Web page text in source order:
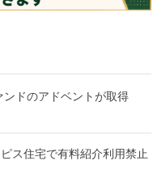
ドのアドベントが取得
ス住宅で有料紹介利用禁止